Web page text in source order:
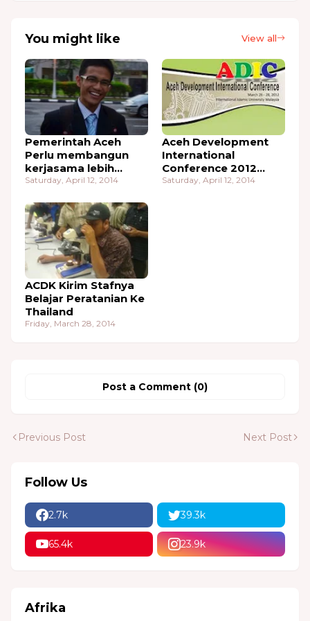
You might like View all
Pemerintah Aceh
Perlu membangun
kerjasama lebih
serius dengan
Saturday, April 12, 2014
Aceh Development
International
Conference 2012
(ADIC2012)
Saturday, April 12, 2014
ACDK Kirim Stafnya
Belajar Peratanian Ke
Thailand
Friday, March 28, 2014
Post a Comment (0)
Previous Post Next Post
Follow Us
2.7k 39.3k
65.4k 23.9k
Afrika